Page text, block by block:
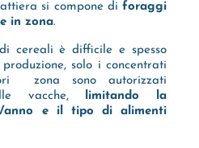
si compone di foraggi
in zona.
cereali è difficile e spesso
solo i concentrati
zona sono autorizzati
vacche, limitando la
e il tipo di alimenti